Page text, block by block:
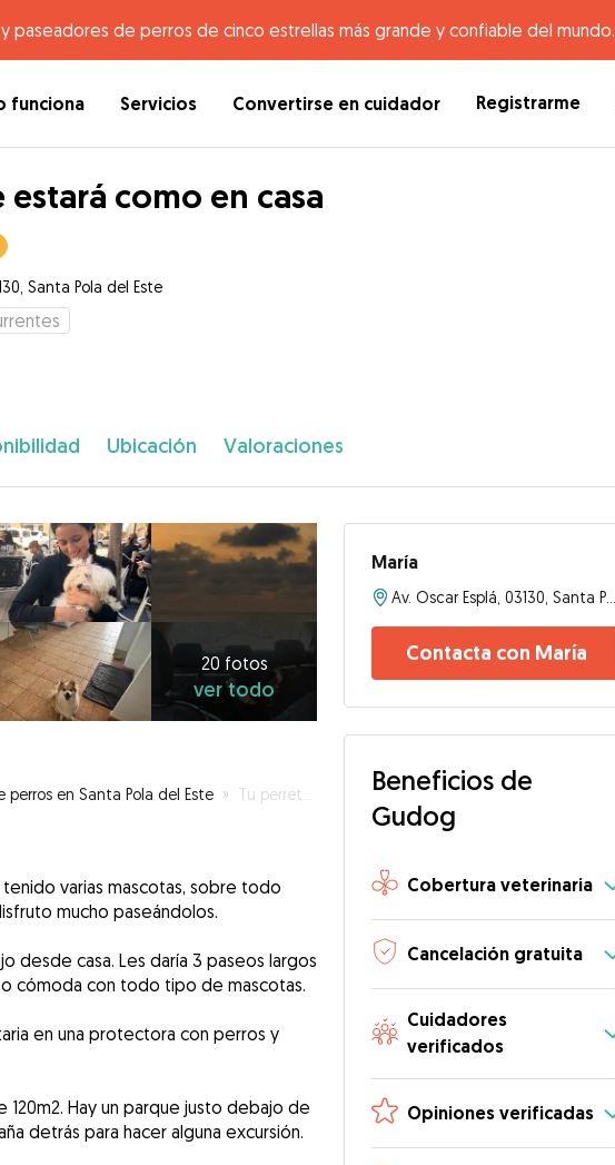
paseadores de perros de cinco estrellas más grande y confiable del mundo.
funciona Servicios Convertirse en cuidador Registrarme
estará como en casa
Santa Pola del Este
Ubicación Valoraciones
20 fotos
ver todo
perros en Santa Pola del Este » Tu perrete estará como en casa
varias mascotas, sobre todo
mucho paseándolos.
desde casa. Les daría 3 paseos largos
cómoda con todo tipo de mascotas.
en una protectora con perros y
120m2. Hay un parque justo debajo de
detrás para hacer alguna excursión.
María
Contacta con María
Beneficios de
Gudog
Cobertura veterinaria
Cancelación gratuita
Cuidadores
verificados
Opiniones verificadas